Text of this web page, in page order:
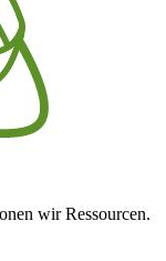
wir Ressourcen.